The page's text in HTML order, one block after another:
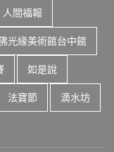
人間福報
光緣美術館台中館
如是說
法寶節 滴水坊